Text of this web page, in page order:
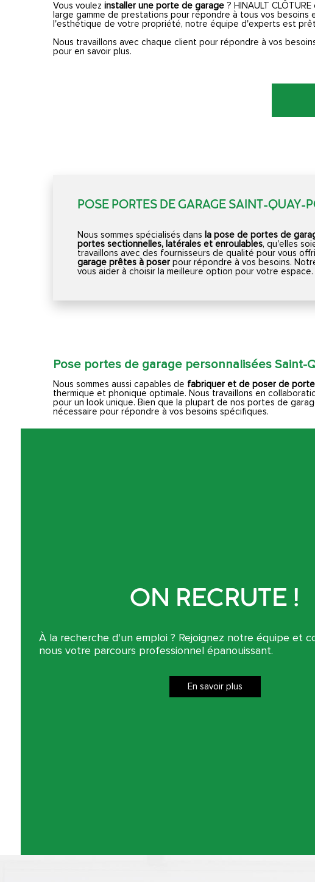
Vous voulez installer une porte de garage ? HINAULT
large gamme de prestations pour répondre à tous vos
l'esthétique de votre propriété, notre équipe d'experts est
Nous travaillons avec chaque client pour répondre à vos
pour en savoir plus.
POSE PORTES DE GARAGE SAINT-QUAY-
Nous sommes spécialisés dans la pose de portes de
portes sectionnelles, latérales et enroulables, qu'elles
travaillons avec des fournisseurs de qualité pour vous
garage prêtes à poser pour répondre à vos besoins.
vous aider à choisir la meilleure option pour votre espace.
Pose portes de garage personnalisées Saint-
Nous sommes aussi capables de fabriquer et de poser de
thermique et phonique optimale. Nous travaillons en
pour un look unique. Bien que la plupart de nos portes de
nécessaire pour répondre à vos besoins spécifiques.
ON RECRUTE !
À la recherche d'un emploi ? Rejoignez notre équipe et
nous votre parcours professionnel épanouissant.
En savoir plus